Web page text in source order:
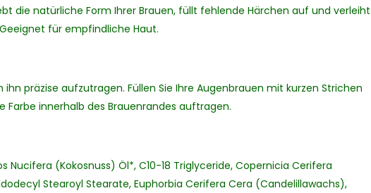
die natürliche Form Ihrer Brauen, füllt fehlende Härchen auf und verleiht
für empfindliche Haut.
ihn präzise aufzutragen. Füllen Sie Ihre Augenbrauen mit kurzen Strichen
Farbe innerhalb des Brauenrandes auftragen.
Nucifera (Kokosnuss) Öl*, C10-18 Triglyceride, Copernicia Cerifera
Stearoyl Stearate, Euphorbia Cerifera Cera (Candelillawachs),